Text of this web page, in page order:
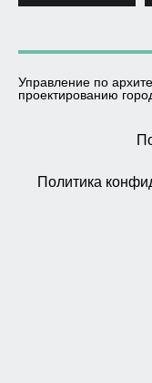
Управление по
проектированию
Политика